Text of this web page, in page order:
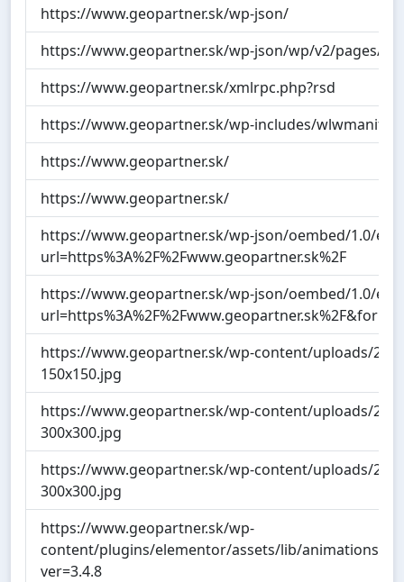
https://www.geopartner.sk/wp-json/
https://www.geopartner.sk/wp-json/wp/v2/pages/32
https://www.geopartner.sk/xmlrpc.php?rsd
https://www.geopartner.sk/wp-includes/
https://www.geopartner.sk/
https://www.geopartner.sk/
https://www.geopartner.sk/wp-json/oembed/1.0/
url=https%3A%2F%2Fwww.geopartner.sk%2F
https://www.geopartner.sk/wp-json/oembed/1.0/
https://www.geopartner.sk/wp-content/uploads/
150x150.jpg
https://www.geopartner.sk/wp-content/uploads/
300x300.jpg
https://www.geopartner.sk/wp-content/uploads/
300x300.jpg
https://www.geopartner.sk/wp-
content/plugins/elementor/assets/lib/animations/
ver=3.4.8